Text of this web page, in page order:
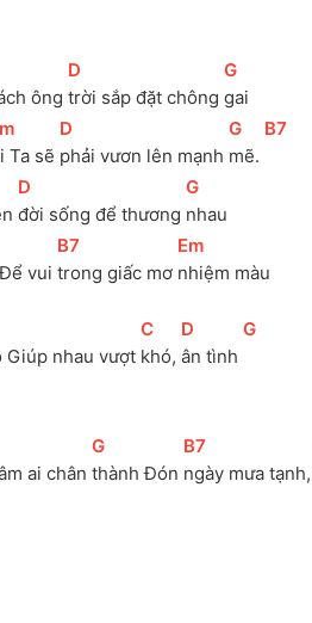
ông
[D
trời sắp đặt chông
[
G
gai
Ta sẽ
[D
phải vươn lên mạnh
[
G
mẽ.
[B7
[D
đời sống để thương
[
G
nhau
vui
[B7
trong giấc mơ
[Em
nhiệm màu
Giúp nhau vượt
[
C
khó,
[D
ân tình
[
G
ai chân
[
G
thành Đón
[B7
ngày mưa tạnh,